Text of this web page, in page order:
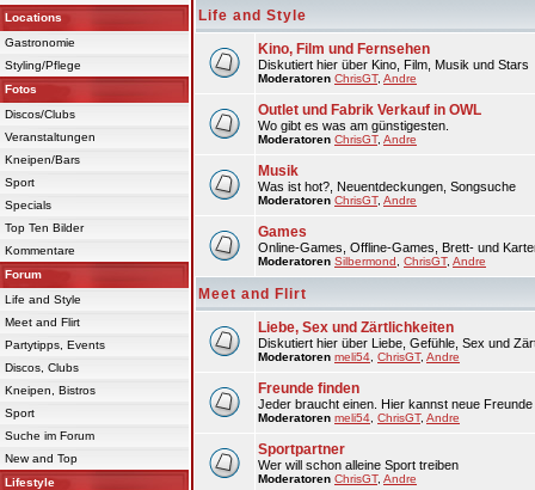
Locations
Gastronomie
Styling/Pflege
Fotos
Discos/Clubs
Veranstaltungen
Kneipen/Bars
Sport
Specials
Top Ten Bilder
Kommentare
Forum
Life and Style
Meet and Flirt
Partytipps, Events
Discos, Clubs
Kneipen, Bistros
Sport
Suche im Forum
New and Top
Lifestyle
Life and Style
Kino, Film und Fernsehen
Diskutiert hier über Kino, Film, Musik und Stars
Moderatoren ChrisGT, Andre
Outlet und Fabrik Verkauf in OWL
Wo gibt es was am günstigesten.
Moderatoren ChrisGT, Andre
Musik
Was ist hot?, Neuentdeckungen, Songsuche
Moderatoren ChrisGT, Andre
Games
Online-Games, Offline-Games, Brett- und
Moderatoren Silbermond ChrisGT, Andre
Meet and Flirt
Liebe, Sex und Zärtlichkeiten
Diskutiert hier über Liebe, Gefühle, Sex und
Moderatoren meli54 ChrisGT, Andre
Freunde finden
Jeder braucht einen. Hier kannst neue Freunde
Moderatoren meli54 ChrisGT, Andre
Sportpartner
Wer will schon alleine Sport treiben
Moderatoren ChrisGT, Andre